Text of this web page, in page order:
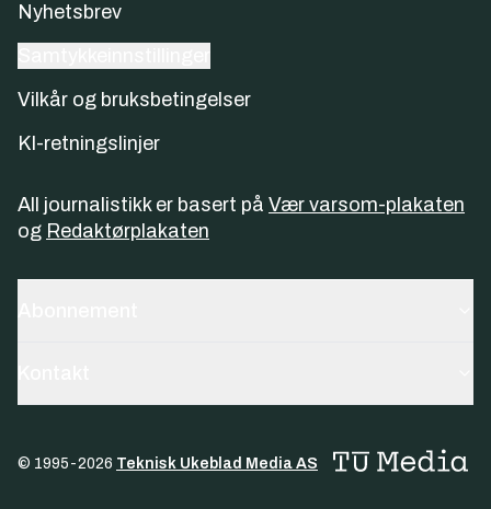
Nyhetsbrev
Vilkår og bruksbetingelser
KI-retningslinjer
All journalistikk er basert på Vær varsom-plakaten
og Redaktørplakaten
© 1995-2026 Teknisk Ukeblad Media AS